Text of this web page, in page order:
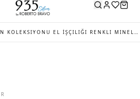
HEAVEN KOLEKSIYONU EL İŞÇILIĞI RENKLI MINELI TEK KANAT KELEBEK YÜZÜK